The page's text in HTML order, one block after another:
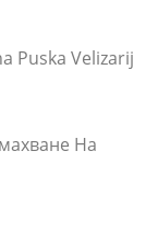
Puska Velizarij
На